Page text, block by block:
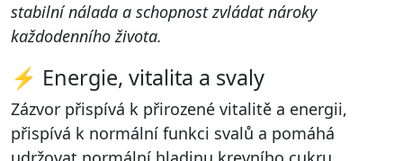
stabilní nálada a schopnost zvládat nároky
každodenního života.
⚡ Energie, vitalita a svaly
Zázvor přispívá k přirozené vitalitě a energii,
přispívá k normální funkci svalů a pomáhá